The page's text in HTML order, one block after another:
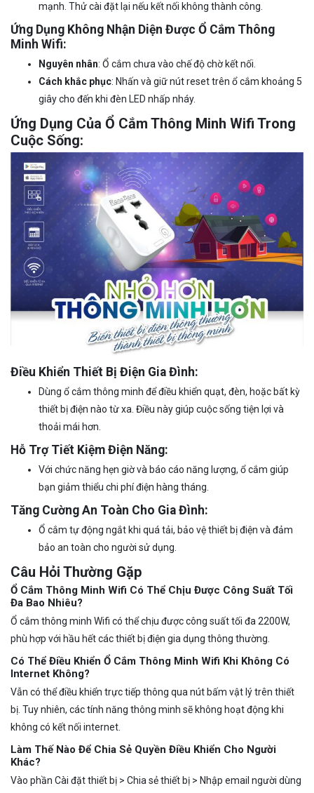
mạnh. Thử cài đặt lại nếu kết nối không thành công.
Ứng Dụng Không Nhận Diện Được Ổ Cắm Thông
Minh Wifi:
Nguyên nhân: Ổ cắm chưa vào chế độ chờ kết nối.
Cách khắc phục: Nhấn và giữ nút reset trên ổ cắm khoảng 5
giây cho đến khi đèn LED nhấp nháy.
Ứng Dụng Của Ổ Cắm Thông Minh Wifi Trong
Cuộc Sống:
Điều Khiển Thiết Bị Điện Gia Đình:
Dùng ổ cắm thông minh để điều khiển quạt, đèn, hoặc bất kỳ
thiết bị điện nào từ xa. Điều này giúp cuộc sống tiện lợi và
thoải mái hơn.
Hỗ Trợ Tiết Kiệm Điện Năng:
Với chức năng hẹn giờ và báo cáo năng lượng, ổ cắm giúp
bạn giảm thiểu chi phí điện hàng tháng.
Tăng Cường An Toàn Cho Gia Đình:
Ổ cắm tự động ngắt khi quá tải, bảo vệ thiết bị điện và đảm
bảo an toàn cho người sử dụng.
Câu Hỏi Thường Gặp
Ổ Cắm Thông Minh Wifi Có Thể Chịu Được Công Suất Tối
Đa Bao Nhiêu?
Ổ cắm thông minh Wifi có thể chịu được công suất tối đa 2200W,
phù hợp với hầu hết các thiết bị điện gia dụng thông thường.
Có Thể Điều Khiển Ổ Cắm Thông Minh Wifi Khi Không Có
Internet Không?
Vẫn có thể điều khiển trực tiếp thông qua nút bấm vật lý trên thiết
bị. Tuy nhiên, các tính năng thông minh sẽ không hoạt động khi
không có kết nối internet.
Làm Thế Nào Để Chia Sẻ Quyền Điều Khiển Cho Người
Khác?
Vào phần Cài đặt thiết bị > Chia sẻ thiết bị > Nhập email người dùng